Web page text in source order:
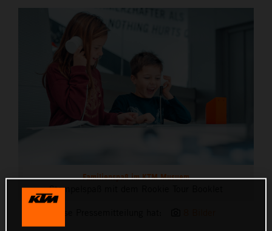
Familienspaß im KTM Musuem
Stempelspaß mit dem Rookie Tour Booklet